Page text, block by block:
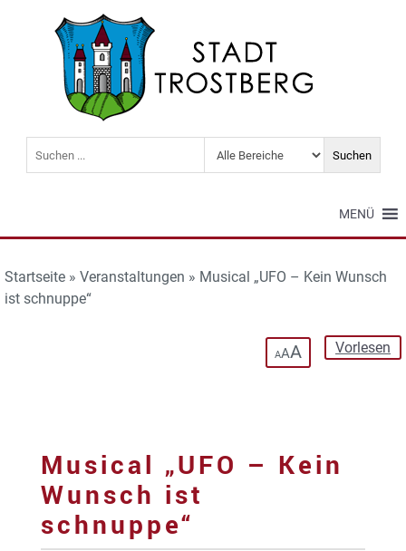
MENÜ
Startseite » Veranstaltungen » Musical „UFO – Kein Wunsch
ist schnuppe“
Vorlesen
AAA
Musical „UFO – Kein
Wunsch ist
schnuppe“